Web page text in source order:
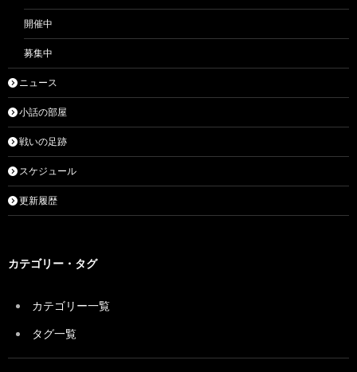
開催中
募集中
ニュース
小話の部屋
戦いの足跡
スケジュール
更新履歴
カテゴリー・タグ
カテゴリー一覧
タグ一覧